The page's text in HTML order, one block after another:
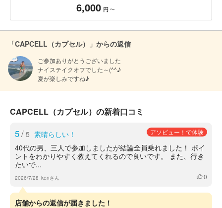
6,000 円 〜
「CAPCELL（カプセル）」からの返信
ご参加ありがとうございました
ナイステイクオフでした～(^^♪
夏が楽しみですね♪
CAPCELL（カプセル）の新着口コミ
5/ 5 素晴らしい！ アソビュー！で体験
40代の男、三人で参加しましたが結論全員乗れました！ ポイ
ントをわかりやすく教えてくれるので良いです。 また、行き
たいで...
2026/7/28 kenさん いいね
0
店舗からの返信が届きました！